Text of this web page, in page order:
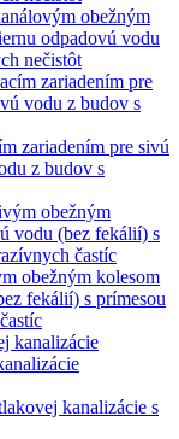
obežným
odpadovú vodu
nečistôt
zariadením pre sivú
z budov s
obežným kolesom
fekálií) s prímesou